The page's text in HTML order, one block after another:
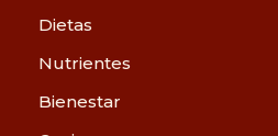
Dietas
Nutrientes
Bienestar